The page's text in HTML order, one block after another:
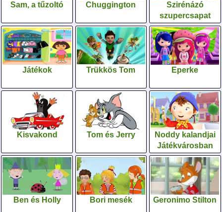
Sam, a tűzoltó Chuggington
Szirénázó
szupercsapat
Játékok Trükkös Tom Eperke
Kisvakond Tom és Jerry
Noddy kalandjai
Játékvárosban
Ben és Holly Bori mesék Geronimo Stilton